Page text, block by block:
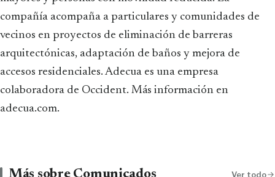
compañía acompaña a particulares y comunidades de
vecinos en proyectos de eliminación de barreras
arquitectónicas, adaptación de baños y mejora de
accesos residenciales. Adecua es una empresa
colaboradora de Occident. Más información en
adecua.com.
Ver todo